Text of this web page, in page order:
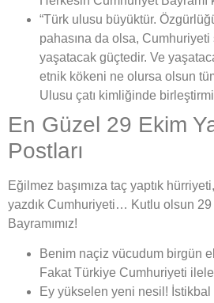
“Türk ulusu büyüktür.
pahasına da olsa,
yaşatacak güçtedir. Ve
etnik kökeni ne olursa olsun
Ulusu çatı kimliğinde
En Güzel 29 Ekim
Postları
Eğilmez başımıza taç yaptık
yazdık Cumhuriyeti… Kutlu olsun
Bayramımız!
Benim naçiz vücudum birgün
Fakat Türkiye Cumhuriyeti
Ey yükselen yeni nesil!